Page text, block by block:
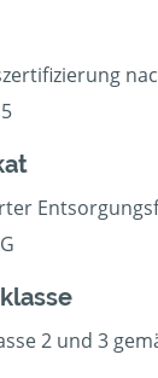
2 und 3